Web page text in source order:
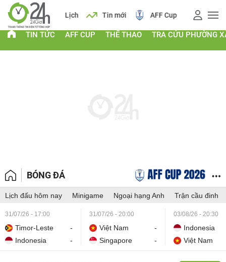
Lịch Tin mới AFF Cup Giá vàng
TIN TỨC AFF CUP THỂ THAO TRA CỨU PHƯỜNG
BÓNG ĐÁ
Lịch đấu hôm nay Minigame Ngoại hạng Anh Trận cầu đinh
31/07/26 - 17:00
Timor-Leste
-
Indonesia
-
31/07/26 - 20:00
Việt Nam
-
Singapore
-
03/08/26 - 20:30
Indonesia
Việt Nam